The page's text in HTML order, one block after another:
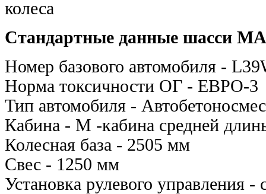
Стандартные данные шасси
Номер базового автомобиля -
Норма токсичности ОГ - ЕВРО-3
Тип автомобиля -
Кабина - M -кабина средней
Колесная база - 2505 мм
Свес - 1250 мм
Установка рулевого управления -